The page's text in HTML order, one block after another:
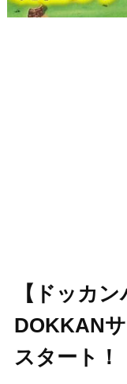
【ドッカ
DOKKAN
スタート